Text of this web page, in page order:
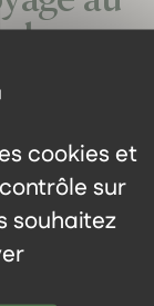
cookies et
sur
souhaitez
une gamme
sources
de
des